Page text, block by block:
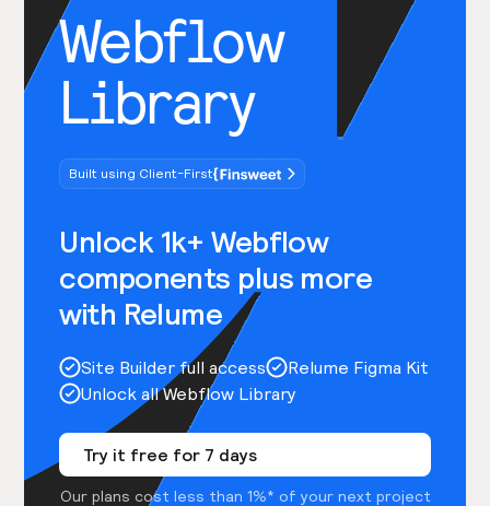
Webflow
Library
Built using Client-First
Unlock 1k+ Webflow
components plus more
with Relume
Site Builder full access
Relume Figma Kit
Unlock all Webflow Library
Try it free for 7 days
Our plans cost less than 1%* of your next project